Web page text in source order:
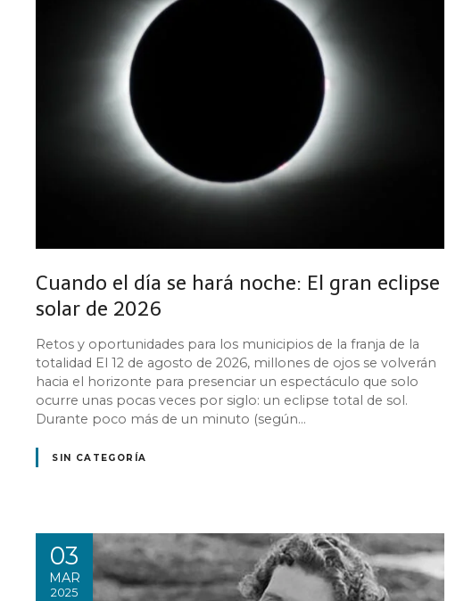
Cuando el día se hará noche: El gran eclipse
solar de 2026
Retos y oportunidades para los municipios de la franja de la
totalidad El 12 de agosto de 2026, millones de ojos se volverán
hacia el horizonte para presenciar un espectáculo que solo
ocurre unas pocas veces por siglo: un eclipse total de sol.
Durante poco más de un minuto (según…
SIN CATEGORÍA
03
MAR
2025